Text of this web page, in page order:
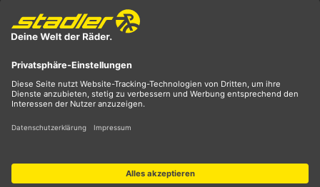
** ehemaliger UVP